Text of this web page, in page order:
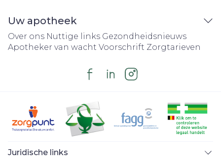
Uw apotheek
Over ons Nuttige links Gezondheidsnieuws
Apotheker van wacht Voorschrift Zorgtarieven
Juridische links